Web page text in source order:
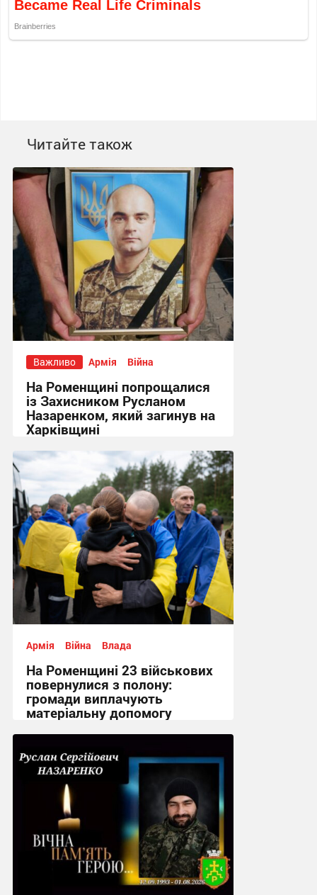
Читайте також
Важливо Армія Війна
На Роменщині попрощалися
із Захисником Русланом
Назаренком, який загинув на
Харківщині
Армія Війна Влада
На Роменщині 23 військових
повернулися з полону:
громади виплачують
матеріальну допомогу
12:02 вчора